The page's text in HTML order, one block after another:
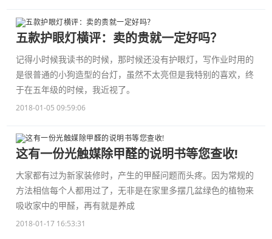
五款护眼灯横评：卖的贵就一定好吗？
记得小时候我读书的时候，那时候还没有护眼灯，写作业时用的
是很普通的小狗造型的台灯，虽然不太亮但是我特别的喜欢，终
于在五年级的时候，我近视了。
2018-01-05 09:59:06
这有一份光触媒除甲醛的说明书等您查收!
大家都有过为新家装修时，产生的甲醛问题而头疼。因为常规的
方法相信每个人都用过了，无非是在家里多摆几盆绿色的植物来
吸收家中的甲醛，再有就是养成
2018-01-17 16:53:31